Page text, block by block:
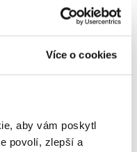
Více o cookies
aby vám poskytl
povolí, zlepší a